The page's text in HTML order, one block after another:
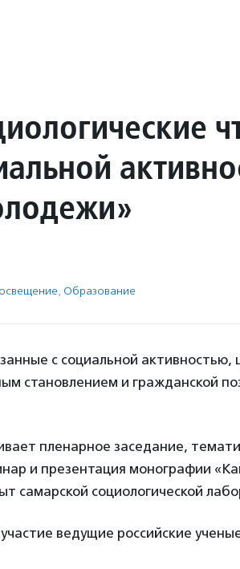
, Образование
с социальной
становлением и гражданской
пленарное заседание,
и презентация монографии
самарской социологической
ведущие российские